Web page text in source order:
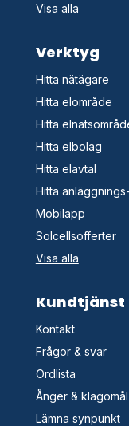
Visa alla
Verktyg
Hitta nätägare
Hitta elområde
Hitta
Hitta elbolag
Hitta elavtal
Hitta
Mobilapp
Solcellsofferter
Visa alla
Kundtjänst
Kontakt
Frågor & svar
Ordlista
Ånger & klagomål
Lämna synpunkt